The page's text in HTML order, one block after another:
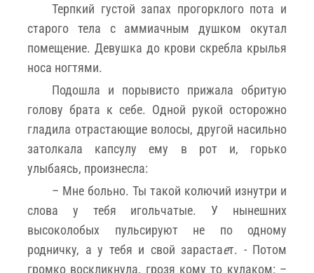
Терпкий густой запах прогорклого пота и
старого тела с аммиачным душком окутал
помещение. Девушка до крови скребла крылья
носа ногтями.
Подошла и порывисто прижала обритую
голову брата к себе. Одной рукой осторожно
гладила отрастающие волосы, другой насильно
затолкала капсулу ему в рот и, горько
улыбаясь, произнесла:
– Мне больно. Ты такой колючий изнутри и
слова у тебя игольчатые. У нынешних
высоколобых пульсируют не по одному
родничку, а у тебя и свой зарастает. - Потом
громко воскликнула, грозя кому то кулаком: –